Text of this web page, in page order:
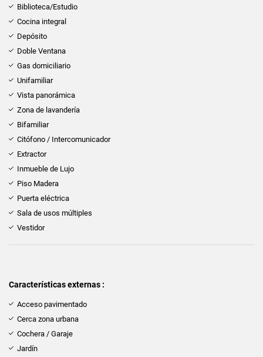
Biblioteca/Estudio
Cocina integral
Depósito
Doble Ventana
Gas domiciliario
Unifamiliar
Vista panorámica
Zona de lavandería
Bifamiliar
Citófono / Intercomunicador
Extractor
Inmueble de Lujo
Piso Madera
Puerta eléctrica
Sala de usos múltiples
Vestidor
Características externas :
Acceso pavimentado
Cerca zona urbana
Cochera / Garaje
Jardín